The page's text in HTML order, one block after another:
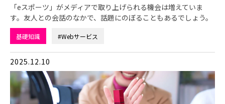
「eスポーツ」がメディアで取り上げられる機会は増えていま
す。友人との会話のなかで、話題にのぼることもあるでしょう。
基礎知識 #Webサービス
2025.12.10